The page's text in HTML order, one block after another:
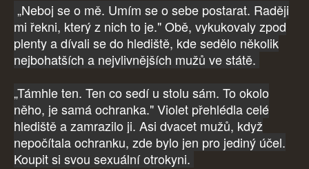
„Neboj se o mě. Umím se o sebe postarat. Raději
mi řekni, který z nich to je." Obě, vykukovaly zpod
plenty a dívali se do hlediště, kde sedělo několik
nejbohatších a nejvlivnějších mužů ve státě.
„Támhle ten. Ten co sedí u stolu sám. To okolo
něho, je samá ochranka." Violet přehlédla celé
hlediště a zamrazilo ji. Asi dvacet mužů, když
nepočítala ochranku, zde bylo jen pro jediný účel.
Koupit si svou sexuální otrokyni.